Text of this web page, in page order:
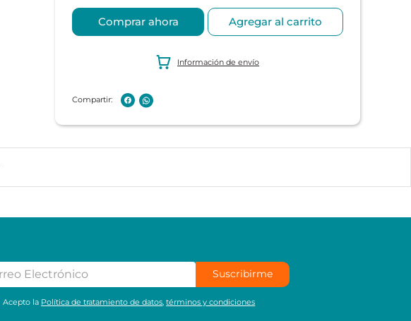
Comprar ahora Agregar al carrito
Información de envío
Suscribirme
Acepto la Política de tratamiento de datos ,términos y condiciones